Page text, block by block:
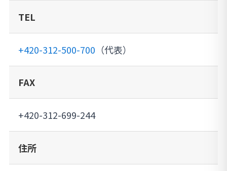
TEL
+420-312-500-700 （代表）
FAX
+420-312-699-244
住所